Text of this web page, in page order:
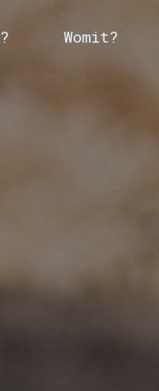
Womit?